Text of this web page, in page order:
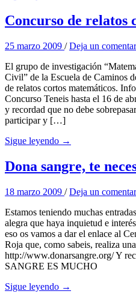
Concurso de relatos
25 marzo 2009 /Deja un
El grupo de investigación
Civil” de la Escuela de Caminos
de relatos cortos matemáticos.
Concurso Teneis hasta el 16 de
y recordad que no debe
participar y […]
Sigue leyendo →
Dona sangre, te
18 marzo 2009 /Deja un
Estamos teniendo muchas
alegra que haya inquietud e
eso os vamos a dar el enlace al
Roja que, como sabeis, realiza
http://www.donarsangre.org/ Y
SANGRE ES MUCHO
Sigue leyendo →